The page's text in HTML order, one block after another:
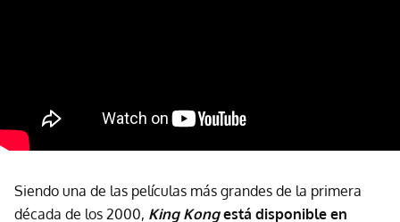
Siendo una de las películas más grandes de la primera
década de los 2000, King Kongestá disponible en